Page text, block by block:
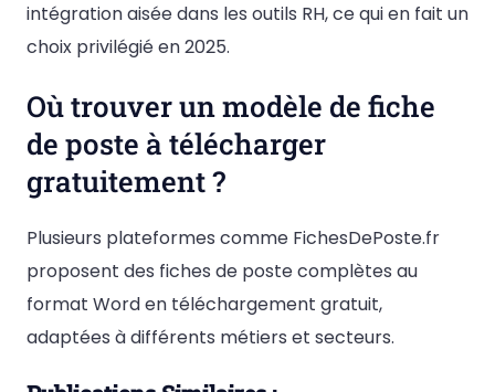
intégration aisée dans les outils RH, ce qui en fait un
choix privilégié en 2025.
Où trouver un modèle de fiche
de poste à télécharger
gratuitement ?
Plusieurs plateformes comme FichesDePoste.fr
proposent des fiches de poste complètes au
format Word en téléchargement gratuit,
adaptées à différents métiers et secteurs.